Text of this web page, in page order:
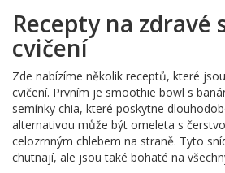
Recepty na zdravé
cvičení
Zde nabízíme několik receptů, které
cvičení. Prvním je smoothie bowl s
semínky chia, které poskytne
alternativou může být omeleta s
celozrnným chlebem na straně. Tyto
chutnají, ale jsou také bohaté na